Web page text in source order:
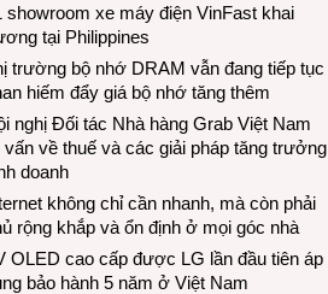
showroom xe máy điện VinFast khai
tại Philippines
trường bộ nhớ DRAM vẫn đang tiếp tục
hiếm đẩy giá bộ nhớ tăng thêm
nghị Đối tác Nhà hàng Grab Việt Nam
về thuế và các giải pháp tăng trưởng
doanh
không chỉ cần nhanh, mà còn phải
rộng khắp và ổn định ở mọi góc nhà
OLED cao cấp được LG lần đầu tiên áp
bảo hành 5 năm ở Việt Nam